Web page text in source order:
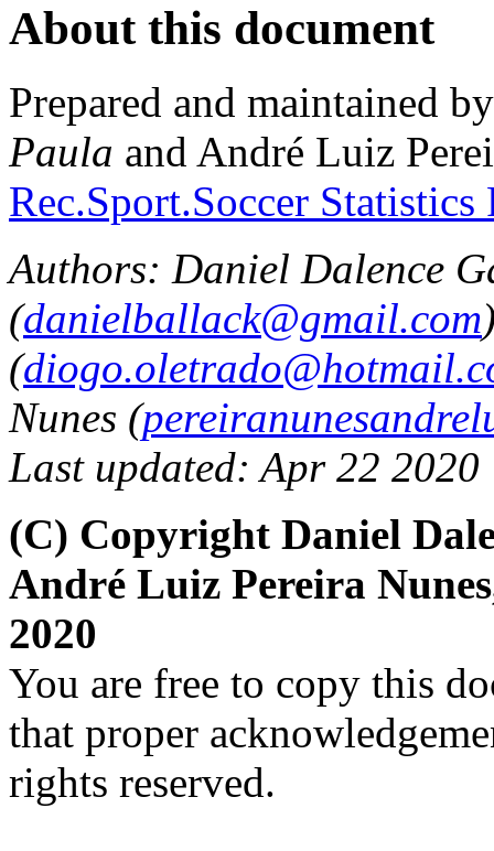
About this document
Prepared and maintained
Paula and André Luiz
Rec.Sport.Soccer
Authors: Daniel Dalence
(danielballack@gmail.com
(
Nunes (
Last updated: Apr 22 2020
(C) Copyright Daniel
André Luiz Pereira
2020
You are free to copy this
that proper
rights reserved.